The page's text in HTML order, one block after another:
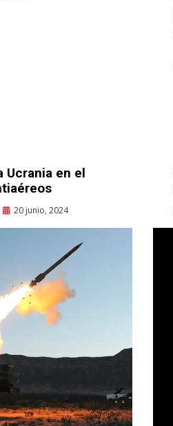
Ucrania en el
Posted
20 junio, 2024